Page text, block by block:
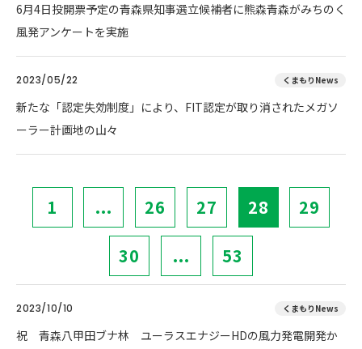
6月4日投開票予定の青森県知事選立候補者に熊森青森がみちのく
風発アンケートを実施
2023/05/22 くまもりNews
新たな「認定失効制度」により、FIT認定が取り消されたメガソ
ーラー計画地の山々
1 ... 26 27 28 29
30 ... 53
2023/10/10 くまもりNews
祝 青森八甲田ブナ林 ユーラスエナジーHDの風力発電開発か